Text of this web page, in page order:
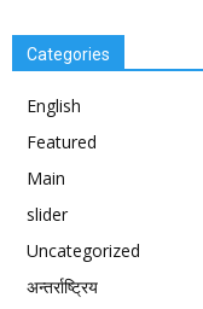
Categories
English
Featured
Main
slider
Uncategorized
अन्तर्राष्ट्रिय